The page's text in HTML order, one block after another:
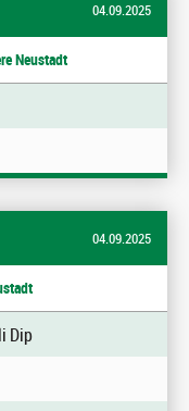
04.09.2025
Neustadt
04.09.2025
Dip